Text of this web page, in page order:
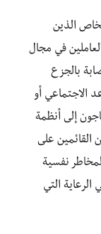
الذين
في مجال
بالجزع
الاجتماعي أو
إلى أنظمة
على
نفسية
الرعاية التي